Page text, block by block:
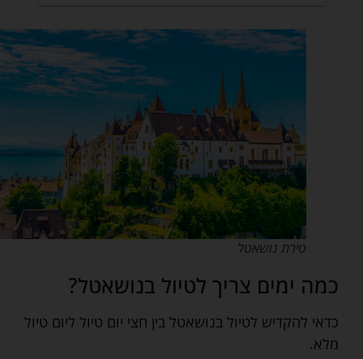
טירת נושאטל
כמה ימים צריך לטיול בנושאטל?
כדאי להקדיש לטיול בנושאטל בין חצי יום טיול ליום טיול
מלא.